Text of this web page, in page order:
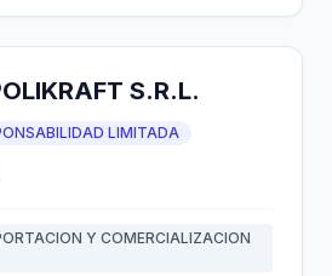
S.R.L.
LIMITADA
Y COMERCIALIZACION